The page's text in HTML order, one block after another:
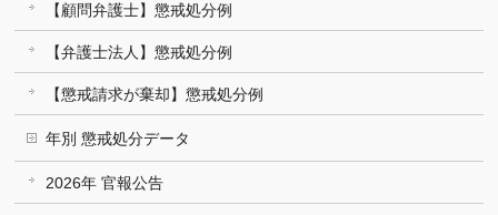
【顧問弁護士】懲戒処分例
【弁護士法人】懲戒処分例
【懲戒請求が棄却】懲戒処分例
年別 懲戒処分データ
2026年 官報公告